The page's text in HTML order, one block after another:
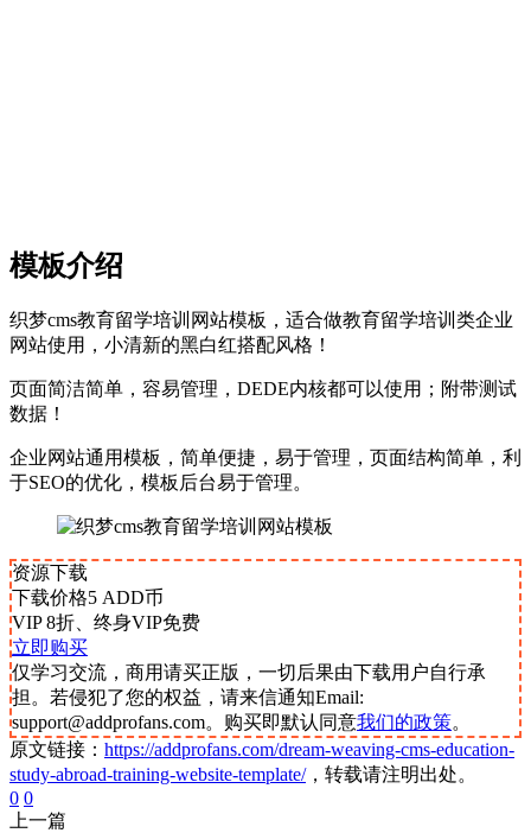
模板介绍
织梦cms教育留学培训网站模板，适合做教育留学培训类企业
网站使用，小清新的黑白红搭配风格！
页面简洁简单，容易管理，DEDE内核都可以使用；附带测试
数据！
企业网站通用模板，简单便捷，易于管理，页面结构简单，利
于SEO的优化，模板后台易于管理。
资源下载
下载价格5 ADD币
VIP 8折、终身VIP免费
立即购买
仅学习交流，商用请买正版，一切后果由下载用户自行承
担。若侵犯了您的权益，请来信通知Email:
support@addprofans.com。购买即默认同意我们的政策。
原文链接： https://addprofans.com/dream-weaving-cms-education-
study-abroad-training-website-template/，转载请注明出处。
0 0
上一篇